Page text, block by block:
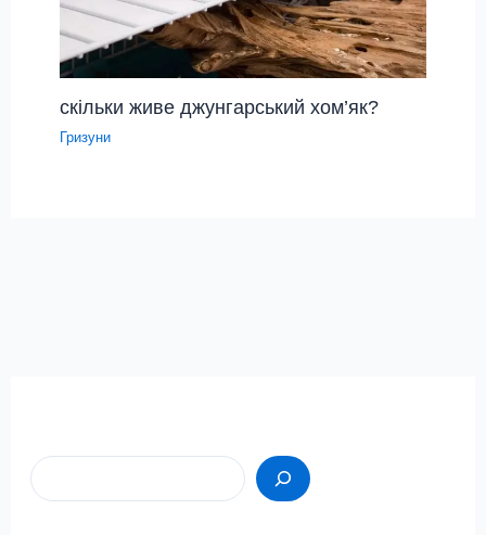
скільки живе джунгарський хом’як?
Гризуни